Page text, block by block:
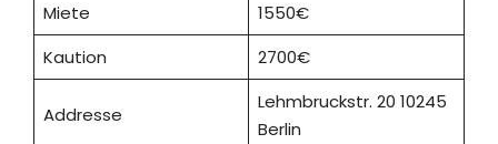
Miete
1550€
Kaution
2700€
Addresse
Lehmbruckstr. 20 10245
Berlin